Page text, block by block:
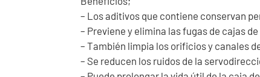
– Los aditivos que contiene conservan
– Previene y elimina las fugas de cajas
– También limpia los orificios y canales
– Se reducen los ruidos de la